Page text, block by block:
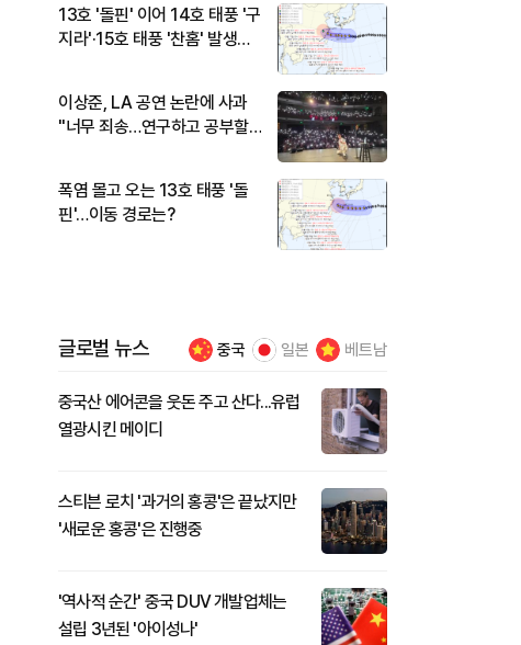
13호 '돌핀' 이어 14호 태풍 '구
지라'·15호 태풍 '찬홈' 발생…
이상준, LA 공연 논란에 사과
"너무 죄송…연구하고 공부할
폭염 몰고 오는 13호 태풍 '돌
핀'…이동 경로는?
글로벌 뉴스 중국 일본 베트남
중국산 에어콘을 웃돈 주고 산다...유럽
열광시킨 메이디
스티븐 로치 '과거의 홍콩'은 끝났지만
'새로운 홍콩'은 진행중
'역사적 순간' 중국 DUV 개발업체는
설립 3년된 '아이성나'